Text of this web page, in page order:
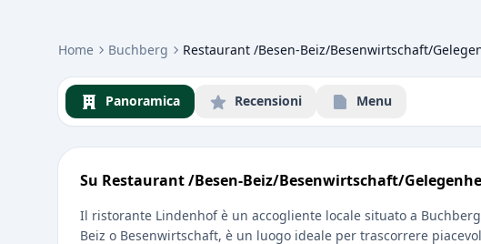
Home Buchberg Restaurant /Besen-Beiz/Besenwirtschaft/
Panoramica Recensioni Menu
Su Restaurant /Besen-Beiz/Besenwirtschaft/
Il ristorante Lindenhof è un accogliente locale situato a
Beiz o Besenwirtschaft, è un luogo ideale per trascorrere